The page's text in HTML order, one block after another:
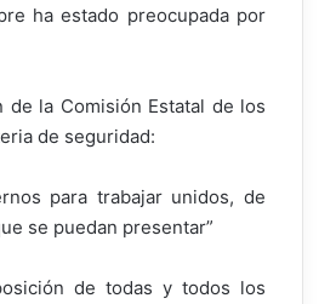
ha estado preocupada por
de la Comisión Estatal de los
de seguridad:
para trabajar unidos, de
se puedan presentar”
de todas y todos los